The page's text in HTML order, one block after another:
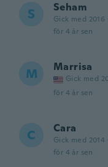
S Seham
Gick med 2016
för 4 år sen
M Marrisa
Gick med
för 4 år sen
C Cara
Gick med 2014
för 4 år sen